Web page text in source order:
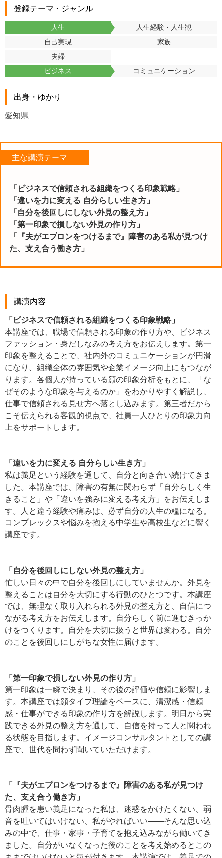
登録テーマ・ジャンル
人生
人生経験・人生観
自己実現
家族
夫婦
ビジネス
コミュニケーション
出身・ゆかり
愛知県
主な講演テーマ
「ビジネスで信頼される組織をつくる印象戦略」
「違いを力に変える 自分らしい生き方」
「自分を後回しにしない外見の整え方」
「第一印象で損しない外見の作り方」
「『夫がエプロンをつけるまで』障害のある私が見つけ
た、支え合う働き方」
講演内容
「ビジネスで信頼される組織をつくる印象戦略」
本講座では、職場で信頼される印象の作り方や、ビジネス
ファッション・身だしなみの考え方をお伝えします。第一
印象を整えることで、社内外のコミュニケーションが円滑
になり、組織全体の雰囲気や企業イメージ向上にもつなが
ります。各個人が持っている顔の印象分析をもとに、「な
ぜそのような印象を与えるのか」をわかりやすく解説し、
仕事で信頼される見せ方へ落とし込みます。第三者だから
こそ伝えられる客観的視点で、社員一人ひとりの印象力向
上をサポートします。
「違いを力に変える 自分らしい生き方」
私は義足という経験を通して、自分と向き合い続けてきま
した。本講座では、障害の有無に関わらず「自分らしく生
きること」や「違いを強みに変える考え方」をお伝えしま
す。人と違う経験や痛みは、必ず自分の人生の糧になる。
コンプレックスや悩みを抱える中学生や高校生などに響く
講座です。
「自分を後回しにしない外見の整え方」
忙しい日々の中で自分を後回しにしていませんか。外見を
整えることは自分を大切にする行動のひとつです。本講座
では、無理なく取り入れられる外見の整え方と、自信につ
ながる考え方をお伝えします。自分らしく前に進むきっか
けをつくります。自分を大切に扱うと世界は変わる。自分
のことを後回しにしがちな女性に届けます。
「第一印象で損しない外見の作り方」
第一印象は一瞬で決まり、その後の評価や信頼に影響しま
す。本講座では顔タイプ理論をベースに、清潔感・信頼
感・仕事ができる印象の作り方を解説します。明日から実
践できる外見の整え方を通して、自信を持って人と関われ
る状態を目指します。イメージコンサルタントとしての講
座で、世代を問わず聞いていただけます。
「『夫がエプロンをつけるまで』障害のある私が見つけ
た、支え合う働き方」
骨肉腫を患い義足になった私は、迷惑をかけたくない、弱
音を吐いてはいけない、私がやればいい——そんな思い込
みの中で、仕事・家事・子育てを抱え込みながら働いてき
ました。自分がいなくなった後のことを考え始めるとこの